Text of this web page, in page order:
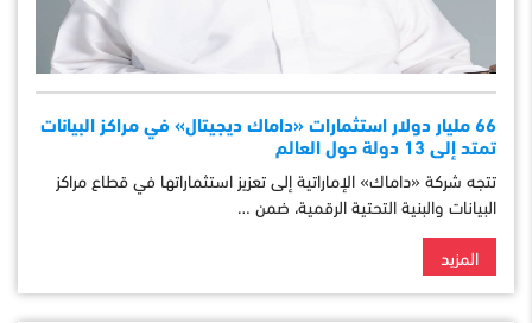
66 مليار دولار استثمارات «داماك ديجيتال» في مراكز البيانات
تمتد إلى 13 دولة حول العالم
تتجه شركة «داماك» الإماراتية إلى تعزيز استثماراتها في قطاع مراكز
البيانات والبنية التحتية الرقمية، ضمن …
المزيد